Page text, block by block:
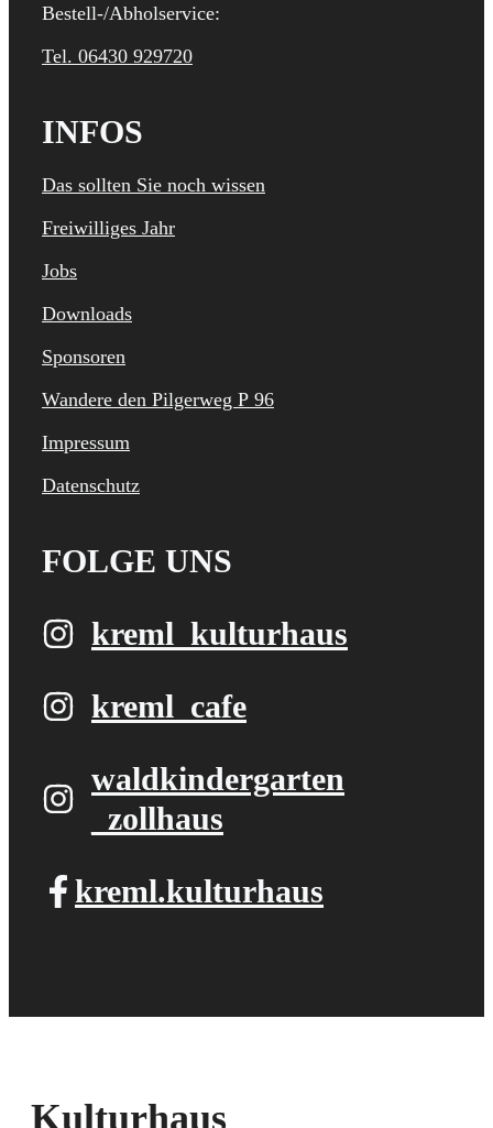
Bestell-/Abholservice:
Tel. 06430 929720
INFOS
Das sollten Sie noch wissen
Freiwilliges Jahr
Jobs
Downloads
Sponsoren
Wandere den Pilgerweg P 96
Impressum
Datenschutz
FOLGE UNS
kreml_kulturhaus
kreml_cafe
waldkindergarten​
_zollhaus
kreml.kulturhaus
Kulturhaus